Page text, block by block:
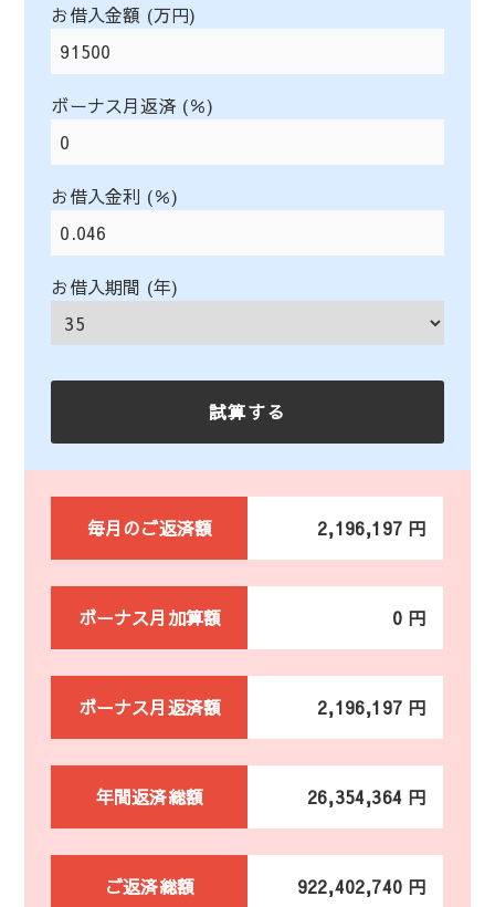
お借入金額 (万円)
ボーナス月返済 (％)
お借入金利 (％)
お借入期間 (年)
毎月のご返済額 2,196,197 円
ボーナス月加算額 0 円
ボーナス月返済額 2,196,197 円
年間返済総額 26,354,364 円
ご返済総額 922,402,740 円